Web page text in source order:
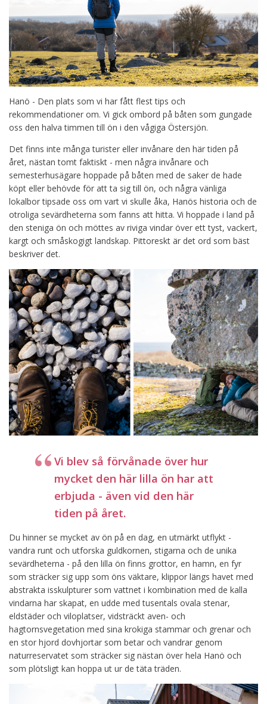
Hanö - Den plats som vi har fått flest tips och
rekommendationer om. Vi gick ombord på båten som gungade
oss den halva timmen till ön i den vågiga Östersjön.
Det finns inte många turister eller invånare den här tiden på
året, nästan tomt faktiskt - men några invånare och
semesterhusägare hoppade på båten med de saker de hade
köpt eller behövde för att ta sig till ön, och några vänliga
lokalbor tipsade oss om vart vi skulle åka, Hanös historia och de
otroliga sevärdheterna som fanns att hitta. Vi hoppade i land på
den steniga ön och möttes av riviga vindar över ett tyst, vackert,
kargt och småskogigt landskap. Pittoreskt är det ord som bäst
beskriver det.
Vi blev så förvånade över hur
mycket den här lilla ön har att
erbjuda - även vid den här
tiden på året.
Du hinner se mycket av ön på en dag, en utmärkt utflykt -
vandra runt och utforska guldkornen, stigarna och de unika
sevärdheterna - på den lilla ön finns grottor, en hamn, en fyr
som sträcker sig upp som öns väktare, klippor längs havet med
abstrakta isskulpturer som vattnet i kombination med de kalla
vindarna har skapat, en udde med tusentals ovala stenar,
eldstäder och viloplatser, vidsträckt aven- och
hagtornsvegetation med sina krokiga stammar och grenar och
en stor hjord dovhjortar som betar och vandrar genom
naturreservatet som sträcker sig nästan över hela Hanö och
som plötsligt kan hoppa ut ur de täta träden.